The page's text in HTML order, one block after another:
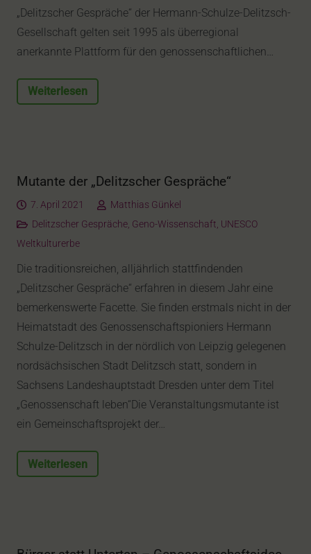
„Delitzscher Gespräche“ der Hermann-Schulze-Delitzsch-
Gesellschaft gelten seit 1995 als überregional
anerkannte Plattform für den genossenschaftlichen…
Weiterlesen
Mutante der „Delitzscher Gespräche“
7. April 2021
Matthias Günkel
Delitzscher Gespräche, Geno-Wissenschaft, UNESCO
Weltkulturerbe
Die traditionsreichen, alljährlich stattfindenden
„Delitzscher Gespräche“ erfahren in diesem Jahr eine
bemerkenswerte Facette. Sie finden erstmals nicht in der
Heimatstadt des Genossenschaftspioniers Hermann
Schulze-Delitzsch in der nördlich von Leipzig gelegenen
nordsächsischen Stadt Delitzsch statt, sondern in
Sachsens Landeshauptstadt Dresden unter dem Titel
„Genossenschaft leben“Die Veranstaltungsmutante ist
ein Gemeinschaftsprojekt der…
Weiterlesen